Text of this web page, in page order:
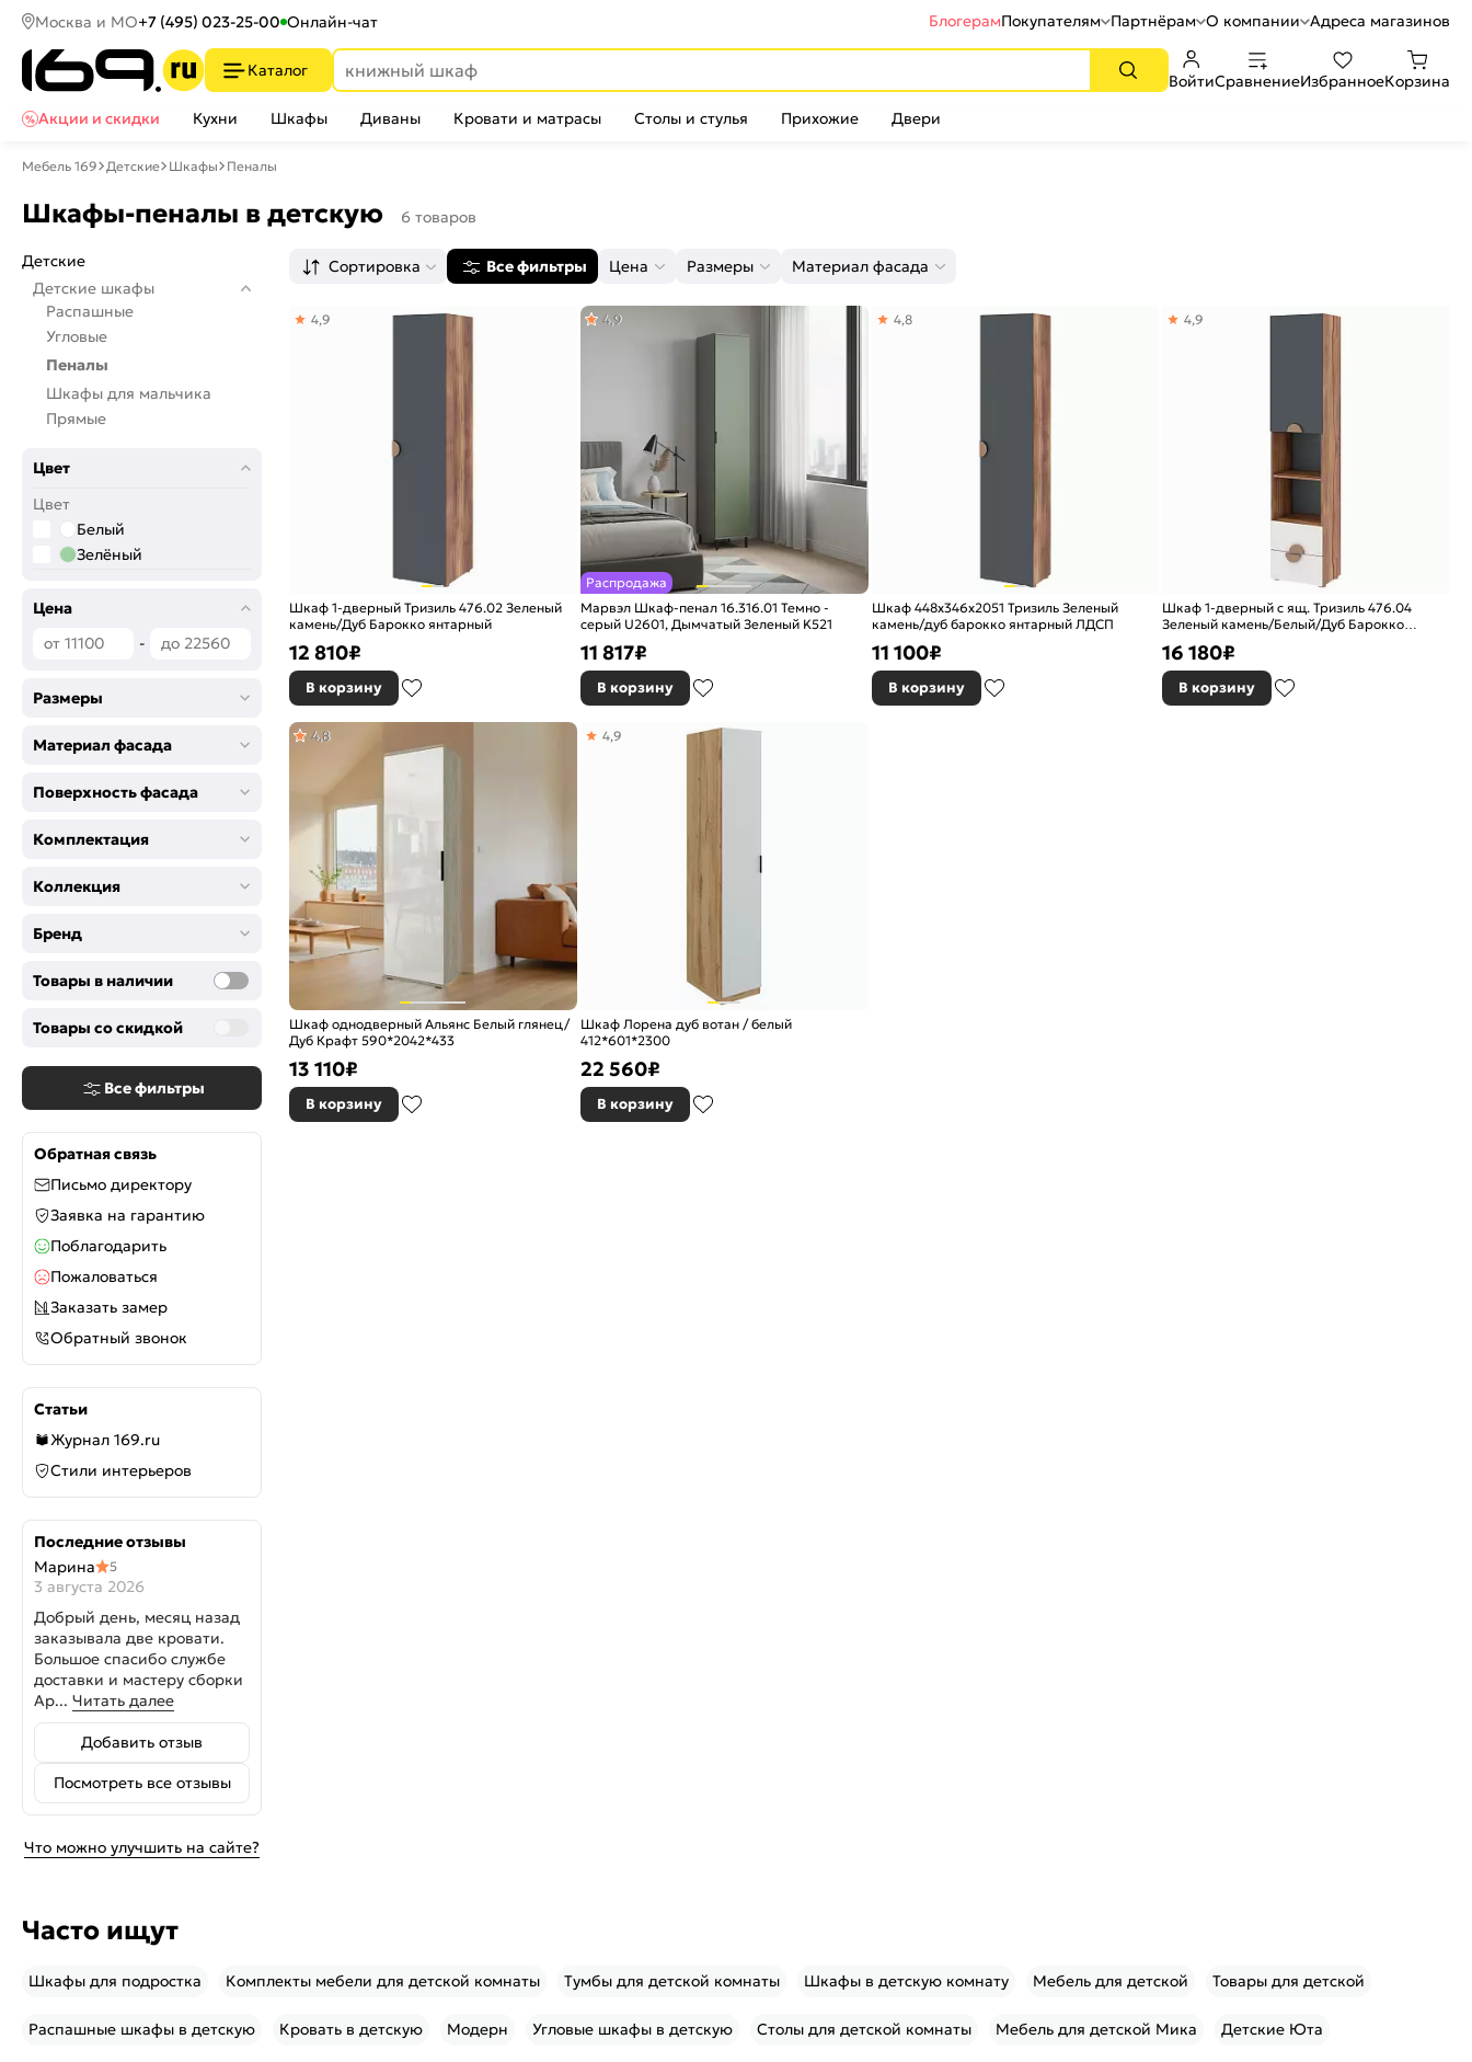
Москва и МО+7 (495) 023-25-00 Онлайн-чат БлогерамПокупателям Партнёрам О компании Адреса магазинов
Каталог
ВойтиСравнениеИзбранноеКорзина
Акции и скидки
Кухни Шкафы Диваны Кровати и матрасы Столы и стулья Прихожие Двери
Мебель 169 Детские Шкафы Пеналы
Шкафы-пеналы в детскую 6 товаров
Детские
Детские шкафы
Распашные
Угловые
Пеналы
Шкафы для мальчика
Прямые
Цвет
Цвет
Белый
Зелёный
Цена
-
Размеры
Материал фасада
Поверхность фасада
Комплектация
Коллекция
Бренд
Товары в наличии
Товары со скидкой
Все фильтры
Обратная связь
Письмо директору
Заявка на гарантию
Поблагодарить
Пожаловаться
Заказать замер
Обратный звонок
Статьи
Журнал 169.ru
Стили интерьеров
Последние отзывы
Марина
5
3 августа 2026
Добрый день, месяц назад
заказывала две кровати.
Большое спасибо службе
доставки и мастеру сборки
Ар... Читать далее
Добавить отзыв
Посмотреть все отзывы
Что можно улучшить на сайте?
Сортировка Все фильтры Цена Размеры Материал фасада
Шкаф 1-дверный Тризиль 476.02 Зеленый
камень/Дуб Барокко янтарный
4,9
12 810₽
В корзину
Распродажа
Марвэл Шкаф-пенал 16.316.01 Темно -
серый U2601, Дымчатый Зеленый K521
4,9
11 817₽
В корзину
Шкаф 448x346x2051 Тризиль Зеленый
камень/дуб барокко янтарный ЛДСП
4,8
11 100₽
В корзину
Шкаф 1-дверный с ящ. Тризиль 476.04
Зеленый камень/Белый/Дуб Барокко
4,9
16 180₽
В корзину
Шкаф однодверный Альянс Белый глянец/
Дуб Крафт 590*2042*433
4,8
13 110₽
В корзину
Шкаф Лорена дуб вотан / белый
412*601*2300
4,9
22 560₽
В корзину
Часто ищут
Шкафы для подростка Комплекты мебели для детской комнаты Тумбы для детской комнаты Шкафы в детскую комнату Мебель для детской Товары для детской
Распашные шкафы в детскую Кровать в детскую Модерн Угловые шкафы в детскую Столы для детской комнаты Мебель для детской Мика Детские Юта